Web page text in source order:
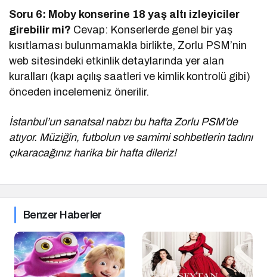
Soru 6: Moby konserine 18 yaş altı izleyiciler
girebilir mi? Cevap: Konserlerde genel bir yaş
kısıtlaması bulunmamakla birlikte, Zorlu PSM’nin
web sitesindeki etkinlik detaylarında yer alan
kuralları (kapı açılış saatleri ve kimlik kontrolü gibi)
önceden incelemeniz önerilir.
İstanbul’un sanatsal nabzı bu hafta Zorlu PSM’de
atıyor. Müziğin, futbolun ve samimi sohbetlerin tadını
çıkaracağınız harika bir hafta dileriz!
Benzer Haberler